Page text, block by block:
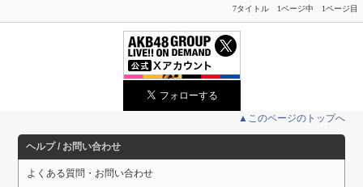
7タイトル 1ページ中 1ページ目
▲このページのトップへ
ヘルプ / お問い合わせ
よくある質問・お問い合わせ